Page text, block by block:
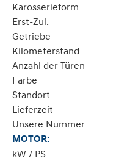
Karosserieform
Erst-Zul.
Getriebe
Kilometerstand
Anzahl der Türen
Farbe
Standort
Lieferzeit
Unsere Nummer
MOTOR:
kW / PS